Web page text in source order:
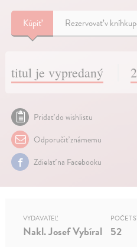
Kúpiť Rezervovať v
titul je vypredaný
Pridať do wishlistu
Odporučiť známemu
Zdielať na Facebooku
VYDAVATEĽ
Nakl. Josef Vybíral
POČET
52